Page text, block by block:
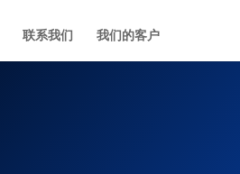
联系我们 我们的客户